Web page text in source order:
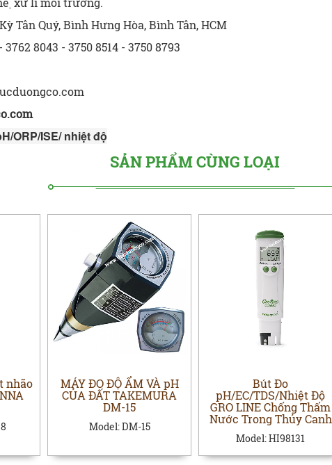
Tân Quý, Bình Hưng Hòa, Bình Tân, HCM
3762 8043 - 3750 8514 - 3750 8793
ORP/ISE/ nhiệt độ
SẢN PHẨM CÙNG LOẠI
nhão
MÁY ĐO ĐỘ ẨM VÀ pH
CỦA ĐẤT TAKEMURA
DM-15
Model:DM-15
Bút Đo
pH/EC/TDS/Nhiệt Độ
GRO LINE Chống Thấm
Nước Trong Thủy Canh
Model:HI98131